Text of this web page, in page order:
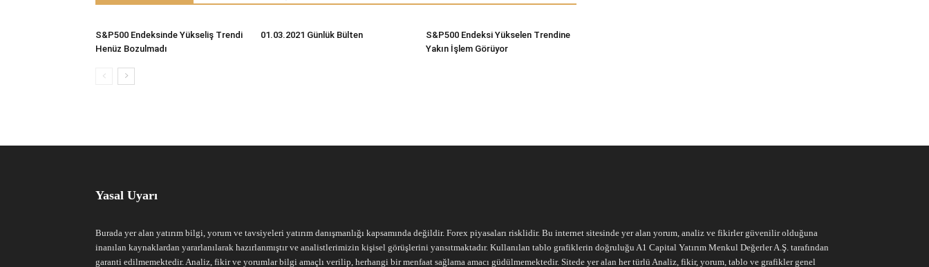
S&P500 Endeksinde Yükseliş Trendi
Henüz Bozulmadı
01.03.2021 Günlük Bülten
S&P500 Endeksi Yükselen Trendine
Yakın İşlem Görüyor
Yasal Uyarı
Burada yer alan yatırım bilgi, yorum ve tavsiyeleri yatırım danışmanlığı kapsamında değildir. Forex piyasaları risklidir. Bu internet sitesinde yer alan yorum, analiz ve fikirler güvenilir olduğuna
inanılan kaynaklardan yararlanılarak hazırlanmıştır ve analistlerimizin kişisel görüşlerini yansıtmaktadır. Kullanılan tablo grafiklerin doğruluğu A1 Capital Yatırım Menkul Değerler A.Ş. tarafından
garanti edilmemektedir. Analiz, fikir ve yorumlar bilgi amaçlı verilip, herhangi bir menfaat sağlama amacı güdülmemektedir. Sitede yer alan her türlü Analiz, fikir, yorum, tablo ve grafikler genel